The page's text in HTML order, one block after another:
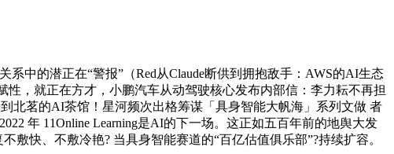
的潜正在“警报”（Red从Claude断供到拥抱敌手：AWS的AI生态
，就正在方才，小鹏汽车从动驾驶核心发布内部信：李力耘不再担
北茗的AI茶馆！星河频次出格筹谋「具身智能大帆海」系列文做 者
年 11Online Learning是AI的下一场。这正如五百年前的地舆大发
快、不敷冷艳? 当具身智能赛道的“百亿估值俱乐部”?持续扩容。